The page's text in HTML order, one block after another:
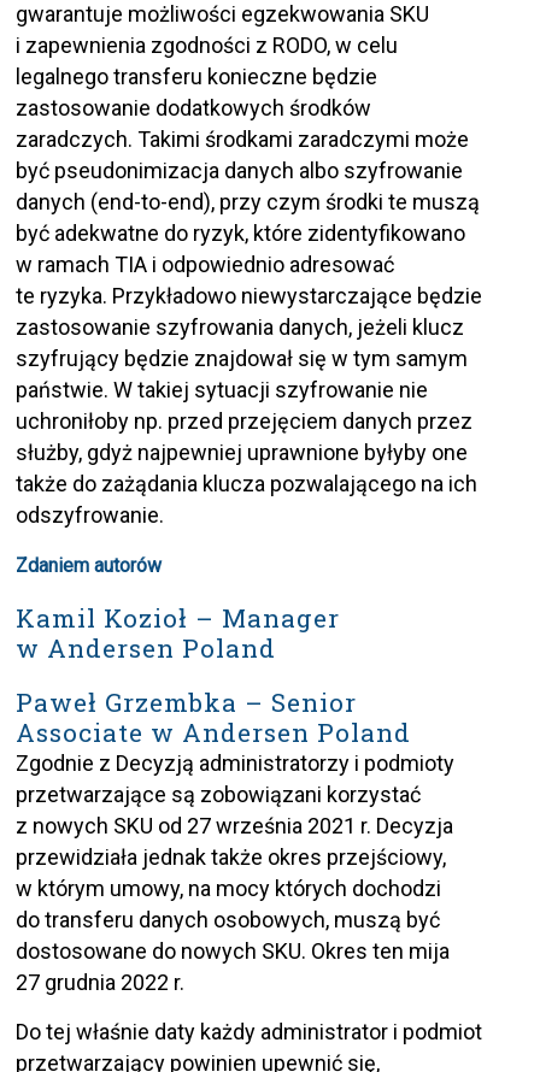
gwarantuje możliwości egzekwowania SKU
i zapewnienia zgodności z RODO, w celu
legalnego transferu konieczne będzie
zastosowanie dodatkowych środków
zaradczych. Takimi środkami zaradczymi może
być pseudonimizacja danych albo szyfrowanie
danych (end-to-end), przy czym środki te muszą
być adekwatne do ryzyk, które zidentyfikowano
w ramach TIA i odpowiednio adresować
te ryzyka. Przykładowo niewystarczające będzie
zastosowanie szyfrowania danych, jeżeli klucz
szyfrujący będzie znajdował się w tym samym
państwie. W takiej sytuacji szyfrowanie nie
uchroniłoby np. przed przejęciem danych przez
służby, gdyż najpewniej uprawnione byłyby one
także do zażądania klucza pozwalającego na ich
odszyfrowanie.
Zdaniem autorów
Kamil Kozioł – Manager
w Andersen Poland
Paweł Grzembka – Senior
Associate w Andersen Poland
Zgodnie z Decyzją administratorzy i podmioty
przetwarzające są zobowiązani korzystać
z nowych SKU od 27 września 2021 r. Decyzja
przewidziała jednak także okres przejściowy,
w którym umowy, na mocy których dochodzi
do transferu danych osobowych, muszą być
dostosowane do nowych SKU. Okres ten mija
27 grudnia 2022 r.
Do tej właśnie daty każdy administrator i podmiot
przetwarzający powinien upewnić się,